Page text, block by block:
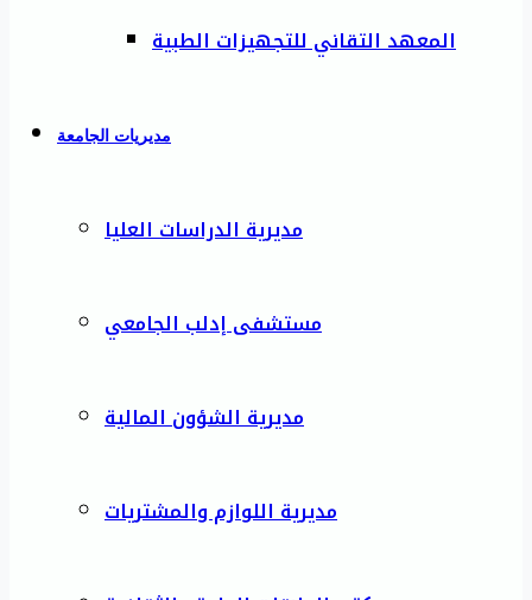
المعهد التقاني للتجهيزات الطبية
مديريات الجامعة
مديرية الدراسات العليا
مستشفى إدلب الجامعي
مديرية الشؤون المالية
مديرية اللوازم والمشتريات